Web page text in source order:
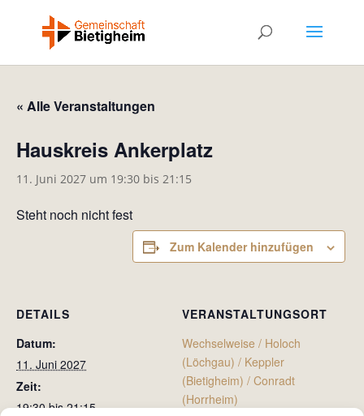
« Alle Veranstaltungen
Hauskreis Ankerplatz
11. Juni 2027 um 19:30 bis 21:15
Steht noch nicht fest
Zum Kalender hinzufügen
DETAILS
Datum:
11. Juni 2027
Zeit:
19:30 bis 21:15
VERANSTALTUNGSORT
Wechselweise / Holoch
(Löchgau) / Keppler
(Bietigheim) / Conradt
(Horrheim)